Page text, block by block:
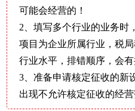
可能会经营的！
2、填写多个行业的业务时
项目为企业所属行业，税
行业水平，排错顺序，会有
3、准备申请核定征收的新
出现不允许核定征收的经营